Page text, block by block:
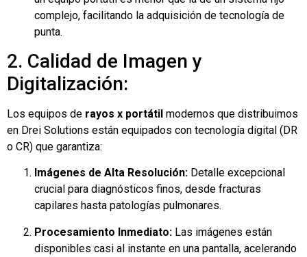
complejo, facilitando la adquisición de tecnología de
punta.
2. Calidad de Imagen y
Digitalización:
Los equipos de rayos x portátil modernos que distribuimos
en Drei Solutions están equipados con tecnología digital (DR
o CR) que garantiza:
Imágenes de Alta Resolución: Detalle excepcional
crucial para diagnósticos finos, desde fracturas
capilares hasta patologías pulmonares.
Procesamiento Inmediato: Las imágenes están
disponibles casi al instante en una pantalla, acelerando